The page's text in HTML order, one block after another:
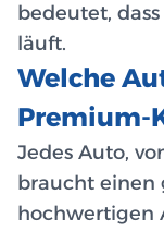
bedeutet,
läuft.
Welche
Premium-
Jedes Auto,
braucht einen
hochwertigen